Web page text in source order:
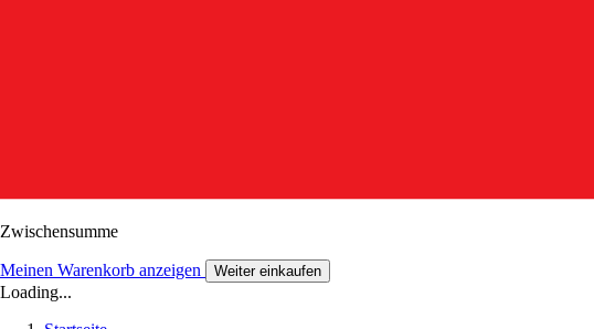
Zwischensumme
Meinen Warenkorb anzeigen Weiter einkaufen
Loading...